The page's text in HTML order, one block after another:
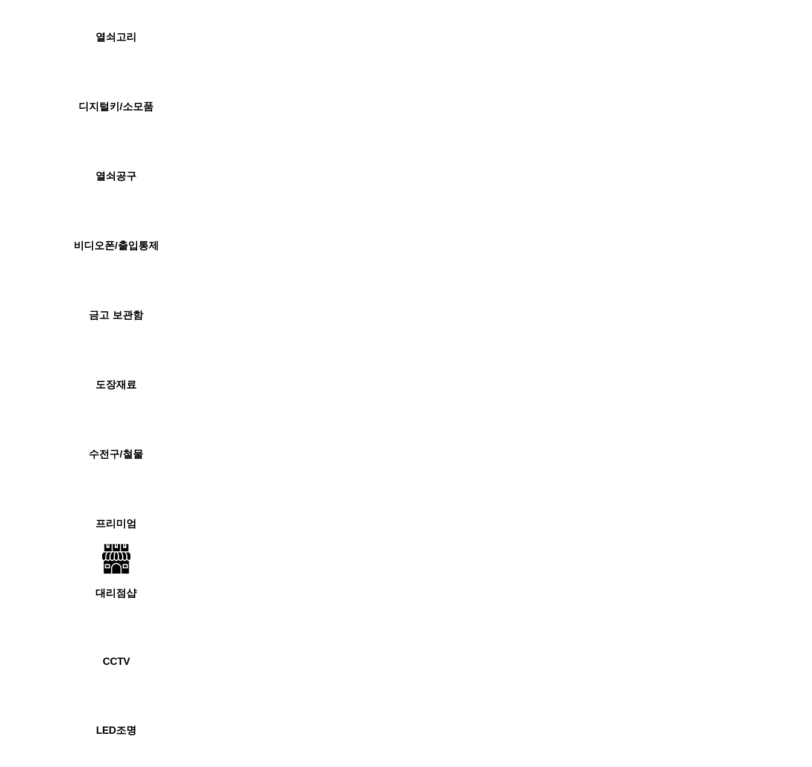
열쇠고리
디지털키/소모품
열쇠공구
비디오폰/출입통제
금고 보관함
도장재료
수전구/철물
프리미엄
대리점샵
CCTV
LED조명